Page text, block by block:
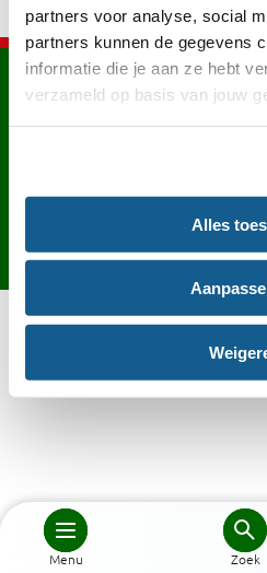
partners voor analyse, social
partners kunnen de gegevens
informatie die je aan ze hebt
verzameld op basis van jouw
Alles
Menu Zoek
Contact English
Toegankelijkheid